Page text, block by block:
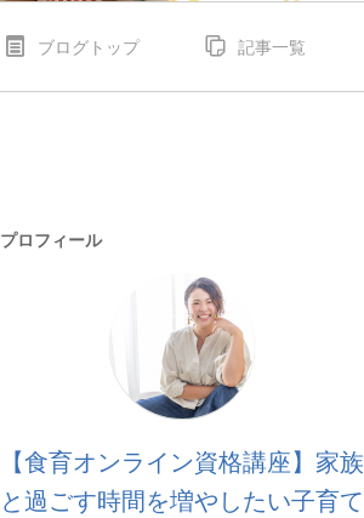
ブログトップ 記事一覧
プロフィール
【食育オンライン資格講座】家族
と過ごす時間を増やしたい子育て